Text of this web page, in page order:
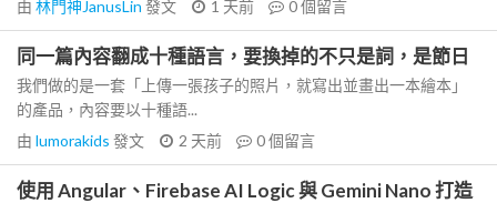
由 林門神JanusLin 發文 1 天前 0個留言
同一篇內容翻成十種語言，要換掉的不只是詞，是節日
我們做的是一套「上傳一張孩子的照片，就寫出並畫出一本繪本」
的產品，內容要以十種語...
由 lumorakids 發文 2 天前 0個留言
使用 Angular、Firebase AI Logic 與 Gemini Nano 打造